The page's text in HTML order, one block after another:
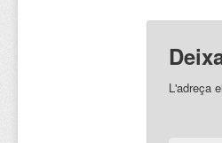
L'adreça